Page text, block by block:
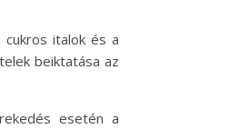
italok és a
beiktatása az
esetén a